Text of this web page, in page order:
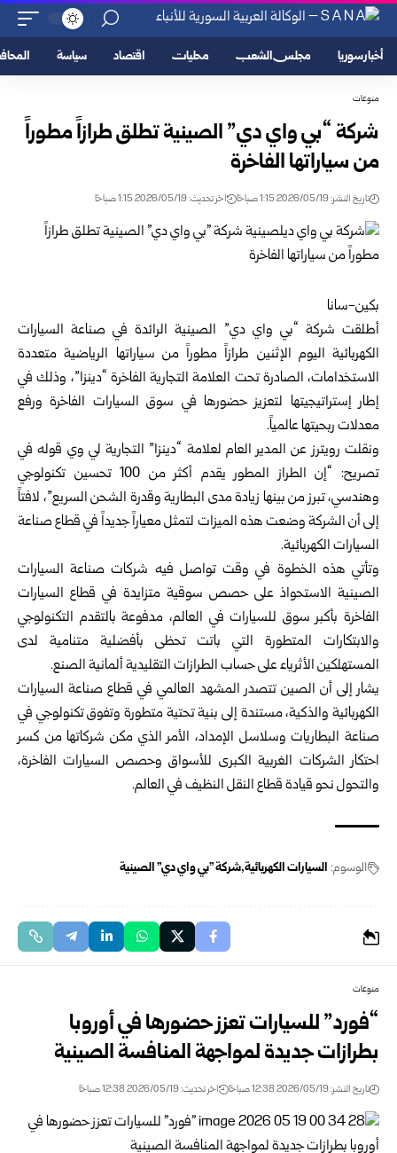
أخبار سوريا مجلس الشعب محليات اقتصاد سياسة
منوعات
شركة “بي واي دي” الصينية تطلق طرازاً مطوراً
من سياراتها الفاخرة
تاريخ النشر: 2026/05/19 1:15 صباحًا اخر تحديث: 2026/05/19 1:15 صباحًا
بكين-سانا
أطلقت شركة “بي واي دي” الصينية الرائدة في صناعة السيارات
الكهربائية اليوم الإثنين طرازاً مطوراً من سياراتها الرياضية متعددة
الاستخدامات، الصادرة تحت العلامة التجارية الفاخرة “دينزا”، وذلك في
إطار إستراتيجيتها لتعزيز حضورها في سوق السيارات الفاخرة ورفع
معدلات ربحيتها عالمياً.
ونقلت رويترز عن المدير العام لعلامة “دينزا” التجارية لي وي قوله في
تصريح: “إن الطراز المطور يقدم أكثر من 100 تحسين تكنولوجي
وهندسي، تبرز من بينها زيادة مدى البطارية وقدرة الشحن السريع”، لافتاً
إلى أن الشركة وضعت هذه الميزات لتمثل معياراً جديداً في قطاع صناعة
السيارات الكهربائية.
وتأتي هذه الخطوة في وقت تواصل فيه شركات صناعة السيارات
الصينية الاستحواذ على حصص سوقية متزايدة في قطاع السيارات
الفاخرة بأكبر سوق للسيارات في العالم، مدفوعة بالتقدم التكنولوجي
والابتكارات المتطورة التي باتت تحظى بأفضلية متنامية لدى
المستهلكين الأثرياء على حساب الطرازات التقليدية ألمانية الصنع.
يشار إلى أن الصين تتصدر المشهد العالمي في قطاع صناعة السيارات
الكهربائية والذكية، مستندة إلى بنية تحتية متطورة وتفوق تكنولوجي في
صناعة البطاريات وسلاسل الإمداد، الأمر الذي مكن شركاتها من كسر
احتكار الشركات الغربية الكبرى للأسواق وحصص السيارات الفاخرة،
والتحول نحو قيادة قطاع النقل النظيف في العالم.
الوسوم: السيارات الكهربائية شركة "بي واي دي" الصينية
منوعات
“فورد” للسيارات تعزز حضورها في أوروبا
بطرازات جديدة لمواجهة المنافسة الصينية
تاريخ النشر: 2026/05/19 12:38 صباحًا اخر تحديث: 2026/05/19 12:38 صباحًا